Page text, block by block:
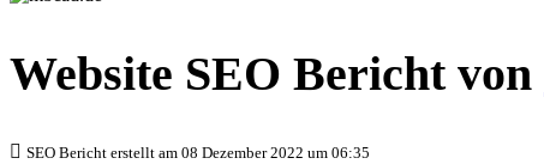
Website SEO Bericht von
SEO Bericht erstellt am 08 Dezember 2022 um 06:35